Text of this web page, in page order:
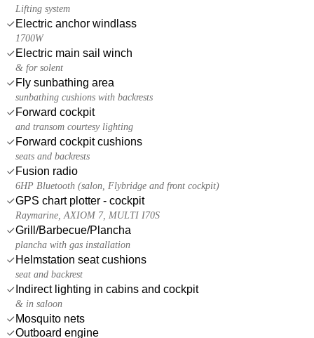
Lifting system
Electric anchor windlass
1700W
Electric main sail winch
& for solent
Fly sunbathing area
sunbathing cushions with backrests
Forward cockpit
and transom courtesy lighting
Forward cockpit cushions
seats and backrests
Fusion radio
6HP Bluetooth (salon, Flybridge and front cockpit)
GPS chart plotter - cockpit
Raymarine, AXIOM 7, MULTI I70S
Grill/Barbecue/Plancha
plancha with gas installation
Helmstation seat cushions
seat and backrest
Indirect lighting in cabins and cockpit
& in saloon
Mosquito nets
Outboard engine